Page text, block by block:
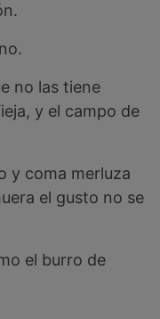
no las tiene
y el campo de
y coma merluza
el gusto no se
el burro de